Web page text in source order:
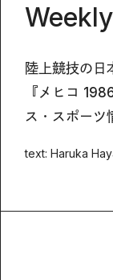
陸上競技の日
『メヒコ
ス・スポーツ
text: Haruka